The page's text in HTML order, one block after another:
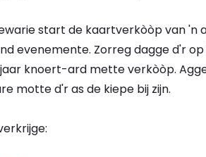
start de kaartverkòòp van 'n
evenemente. Zorreg dagge d'r
knoert-ard mette verkòòp.
motte d'r as de kiepe bij zijn.